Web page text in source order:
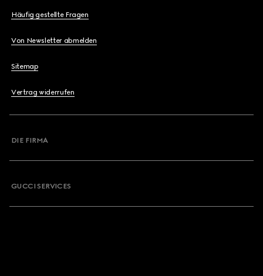
Häufig gestellte Fragen
Von Newsletter abmelden
Sitemap
Vertrag widerrufen
DIE FIRMA
GUCCI SERVICES